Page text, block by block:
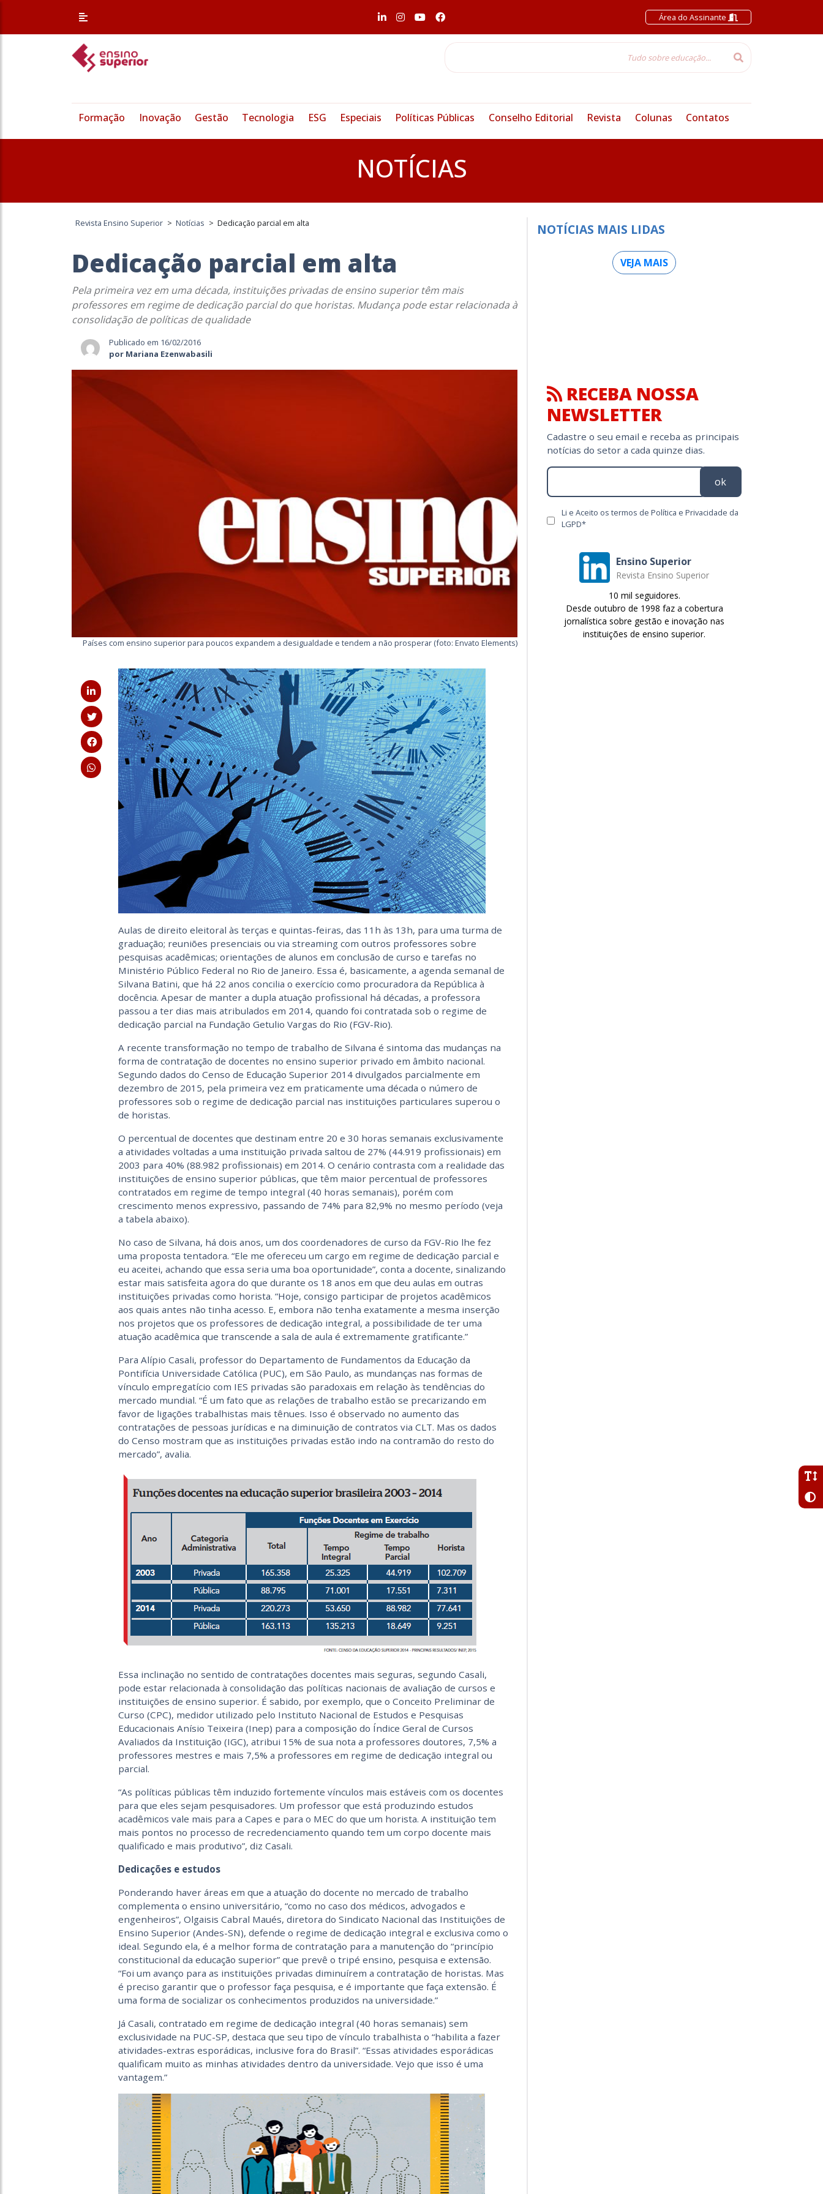
Área do Assinante
Formação Inovação Gestão Tecnologia ESG Especiais Políticas Públicas Conselho Editorial Revista Colunas Contatos
NOTÍCIAS
Revista Ensino Superior > Notícias > Dedicação parcial em alta
Dedicação parcial em alta
Pela primeira vez em uma década, instituições privadas de ensino superior têm mais
professores em regime de dedicação parcial do que horistas. Mudança pode estar relacionada à
consolidação de políticas de qualidade
Publicado em 16/02/2016
por Mariana Ezenwabasili
Países com ensino superior para poucos expandem a desigualdade e tendem a não prosperar (foto: Envato Elements)
Aulas de direito eleitoral às terças e quintas-feiras, das 11h às 13h, para uma turma de
graduação; reuniões presenciais ou via streaming com outros professores sobre
pesquisas acadêmicas; orientações de alunos em conclusão de curso e tarefas no
Ministério Público Federal no Rio de Janeiro. Essa é, basicamente, a agenda semanal de
Silvana Batini, que há 22 anos concilia o exercício como procuradora da República à
docência. Apesar de manter a dupla atuação profissional há décadas, a professora
passou a ter dias mais atribulados em 2014, quando foi contratada sob o regime de
dedicação parcial na Fundação Getulio Vargas do Rio (FGV-Rio).
A recente transformação no tempo de trabalho de Silvana é sintoma das mudanças na
forma de contratação de docentes no ensino superior privado em âmbito nacional.
Segundo dados do Censo de Educação Superior 2014 divulgados parcialmente em
dezembro de 2015, pela primeira vez em praticamente uma década o número de
professores sob o regime de dedicação parcial nas instituições particulares superou o
de horistas.
O percentual de docentes que destinam entre 20 e 30 horas semanais exclusivamente
a atividades voltadas a uma instituição privada saltou de 27% (44.919 profissionais) em
2003 para 40% (88.982 profissionais) em 2014. O cenário contrasta com a realidade das
instituições de ensino superior públicas, que têm maior percentual de professores
contratados em regime de tempo integral (40 horas semanais), porém com
crescimento menos expressivo, passando de 74% para 82,9% no mesmo período (veja
a tabela abaixo).
No caso de Silvana, há dois anos, um dos coordenadores de curso da FGV-Rio lhe fez
uma proposta tentadora. “Ele me ofereceu um cargo em regime de dedicação parcial e
eu aceitei, achando que essa seria uma boa oportunidade”, conta a docente, sinalizando
estar mais satisfeita agora do que durante os 18 anos em que deu aulas em outras
instituições privadas como horista. “Hoje, consigo participar de projetos acadêmicos
aos quais antes não tinha acesso. E, embora não tenha exatamente a mesma inserção
nos projetos que os professores de dedicação integral, a possibilidade de ter uma
atuação acadêmica que transcende a sala de aula é extremamente gratificante.”
Para Alípio Casali, professor do Departamento de Fundamentos da Educação da
Pontifícia Universidade Católica (PUC), em São Paulo, as mundanças nas formas de
vínculo empregatício com IES privadas são paradoxais em relação às tendências do
mercado mundial. “É um fato que as relações de trabalho estão se precarizando em
favor de ligações trabalhistas mais tênues. Isso é observado no aumento das
contratações de pessoas jurídicas e na diminuição de contratos via CLT. Mas os dados
do Censo mostram que as instituições privadas estão indo na contramão do resto do
mercado”, avalia.
Essa inclinação no sentido de contratações docentes mais seguras, segundo Casali,
pode estar relacionada à consolidação das políticas nacionais de avaliação de cursos e
instituições de ensino superior. É sabido, por exemplo, que o Conceito Preliminar de
Curso (CPC), medidor utilizado pelo Instituto Nacional de Estudos e Pesquisas
Educacionais Anísio Teixeira (Inep) para a composição do Índice Geral de Cursos
Avaliados da Instituição (IGC), atribui 15% de sua nota a professores doutores, 7,5% a
professores mestres e mais 7,5% a professores em regime de dedicação integral ou
parcial.
“As políticas públicas têm induzido fortemente vínculos mais estáveis com os docentes
para que eles sejam pesquisadores. Um professor que está produzindo estudos
acadêmicos vale mais para a Capes e para o MEC do que um horista. A instituição tem
mais pontos no processo de recredenciamento quando tem um corpo docente mais
qualificado e mais produtivo”, diz Casali.
Dedicações e estudos
Ponderando haver áreas em que a atuação do docente no mercado de trabalho
complementa o ensino universitário, “como no caso dos médicos, advogados e
engenheiros”, Olgaisis Cabral Maués, diretora do Sindicato Nacional das Instituições de
Ensino Superior (Andes-SN), defende o regime de dedicação integral e exclusiva como o
ideal. Segundo ela, é a melhor forma de contratação para a manutenção do “princípio
constitucional da educação superior” que prevê o tripé ensino, pesquisa e extensão.
“Foi um avanço para as instituições privadas diminuírem a contratação de horistas. Mas
é preciso garantir que o professor faça pesquisa, e é importante que faça extensão. É
uma forma de socializar os conhecimentos produzidos na universidade.”
Já Casali, contratado em regime de dedicação integral (40 horas semanais) sem
exclusividade na PUC-SP, destaca que seu tipo de vínculo trabalhista o “habilita a fazer
atividades-extras esporádicas, inclusive fora do Brasil”. “Essas atividades esporádicas
qualificam muito as minhas atividades dentro da universidade. Vejo que isso é uma
vantagem.”
NOTÍCIAS MAIS LIDAS
VEJA MAIS
RECEBA NOSSA
NEWSLETTER
Cadastre o seu email e receba as principais
notícias do setor a cada quinze dias.
ok
Li e Aceito os termos de Política e Privacidade da
LGPD*
Ensino Superior
Revista Ensino Superior
10 mil seguidores.
Desde outubro de 1998 faz a cobertura
jornalística sobre gestão e inovação nas
instituições de ensino superior.